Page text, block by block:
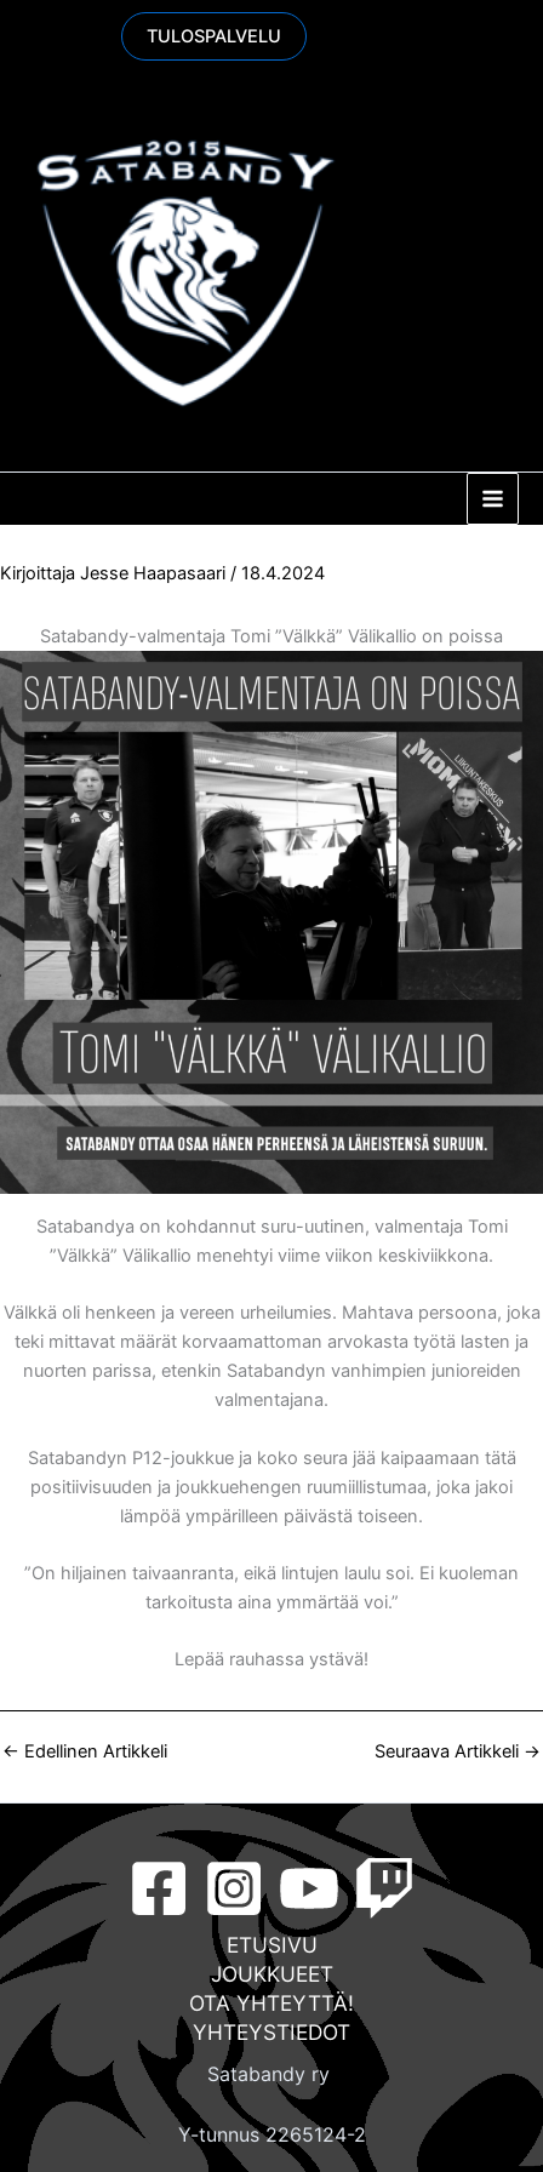
TULOSPALVELU
Kirjoittaja Jesse Haapasaari / 18.4.2024
Satabandy-valmentaja Tomi ”Välkkä” Välikallio on poissa
Satabandya on kohdannut suru-uutinen, valmentaja Tomi
”Välkkä” Välikallio menehtyi viime viikon keskiviikkona.
Välkkä oli henkeen ja vereen urheilumies. Mahtava persoona, joka
teki mittavat määrät korvaamattoman arvokasta työtä lasten ja
nuorten parissa, etenkin Satabandyn vanhimpien junioreiden
valmentajana.
Satabandyn P12-joukkue ja koko seura jää kaipaamaan tätä
positiivisuuden ja joukkuehengen ruumiillistumaa, joka jakoi
lämpöä ympärilleen päivästä toiseen.
”On hiljainen taivaanranta, eikä lintujen laulu soi. Ei kuoleman
tarkoitusta aina ymmärtää voi.”
Lepää rauhassa ystävä!
← Edellinen Artikkeli Seuraava Artikkeli →
ETUSIVU
JOUKKUEET
OTA YHTEYTTÄ!
YHTEYSTIEDOT
Satabandy ry
Y-tunnus 2265124-2